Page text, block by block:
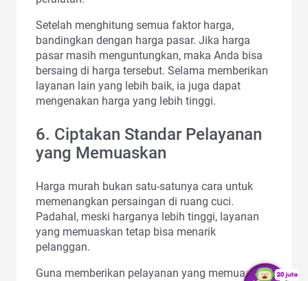
Setelah menghitung semua faktor harga,
bandingkan dengan harga pasar. Jika harga
pasar masih menguntungkan, maka Anda bisa
bersaing di harga tersebut. Selama memberikan
layanan lain yang lebih baik, ia juga dapat
mengenakan harga yang lebih tinggi.
6. Ciptakan Standar Pelayanan
yang Memuaskan
Harga murah bukan satu-satunya cara untuk
memenangkan persaingan di ruang cuci.
Padahal, meski harganya lebih tinggi, layanan
yang memuaskan tetap bisa menarik
pelanggan.
Guna memberikan pelayanan yang memuaskan,